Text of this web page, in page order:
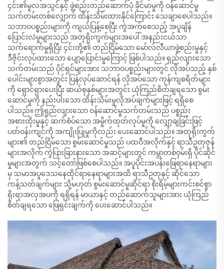
၄င်း၏မူလအသွင်နှင့် ဖွဲ့စည်းတည်ဆောက်ပုံ ခိုင်မာမှုကို ဝန်ဆောင်မှု
သက်တမ်းတစ်လျှောက် ထိန်းသိမ်းထားနိုင်ကြောင်း သေချာစေပါသည်။
သဘာဝပစ္စည်းများကို ကျယ်ပြန့်စေပြီး ကွဲအက်စေသည့် အပူချိန်
ပြောင်းလဲမှုများသည် အတုရိုးကွက်များအပေါ် အနည်းငယ်သာ
သက်ရောက်မှုရှိပြီး ၄င်းတို့၏ တည်ငြိမ်သော မော်လ်လီယာဖွဲ့စည်းမှုနှင့်
ဒီဇိုင်းလုပ်ထားသော ပျော့ပြောင်းမှုကြောင့် ဖြစ်ပါသည်။ ရှည်လျားသော
သက်တမ်းသည် ပိုင်ရှင်များအား သဘာဝပစ္စည်းများတွင် လိုအပ်သည့် နှစ်
ပေါင်းများစွာအတွင်း ပြန်လုပ်ဆောင်ရန် လိုအပ်သော ကုန်ကျစရိတ်များ
ကို ရှောင်ရှားပေးပြီး ဆယ်စုနှစ်များအတွင်း ယုံကြည်စိတ်ချရသော စွမ်း
ဆောင်မှုကို နည်းပါးသော ထိန်းသိမ်းမှုလိုအပ်ချက်များဖြင့် ရရှိစေ
ပါသည်။ ဤရှည်လျားသော ဝန်ဆောင်မှုသက်တမ်းသည် ပစ္စည်း
အစားထိုးမှုနှင့် ဆက်စံပ်သော အမှိုက်ထုတ်လုပ်မှုကို လျှော့ချခြင်းဖြင့်
ပတ်ဝန်းကျင်ကို အကျိုးပြုမှုကိုလည်း ပေးဆောင်ပါသည်။ အတုရိုးကွက်
များ၏ တည်ငြိမ်သော စွမ်းဆောင်မှုသည် ပထဝီအလိုက်နှင့် ရာသီဥတုဇုန်
များအလိုက် ကွဲပြားခြားနားသော အဆင့်များတွင် ကမ္ဘာတစ်ဝှမ်းရှိ ပိုင်ဆိုင်
မှုများအတွက် သင့်တော်ဖြစ်စေပါသည်။ အပူပိုင်းအပန်းဖြေရာနေရာများ
မှ သမာအပူဒေသနေထိုင်ရာနေရာများအထိ ရာသီဥတုနှင့် ဆိုင်သော
ကန့်သတ်ချက်များ သို့မဟုတ် စွမ်းဆောင်မှုဆိုင်ရာ စိုးရိမ့်များကင်းစင်စွာ
ရိုးရာအလှအပကို ရရှိရန် မာယာနှင့် တည်ဆောက်သူများအား ယုံကြည်
စိတ်ချရသော ဖြေရှင်းချက်ကို ပေးဆောင်ပါသည်။